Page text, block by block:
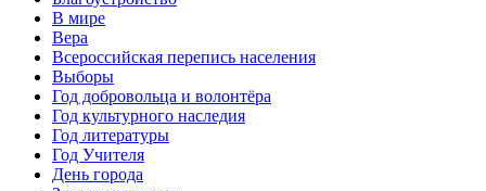
В мире
Вера
Всероссийская перепись населения
Выборы
Год добровольца и волонтёра
Год культурного наследия
Год литературы
Год Учителя
День города